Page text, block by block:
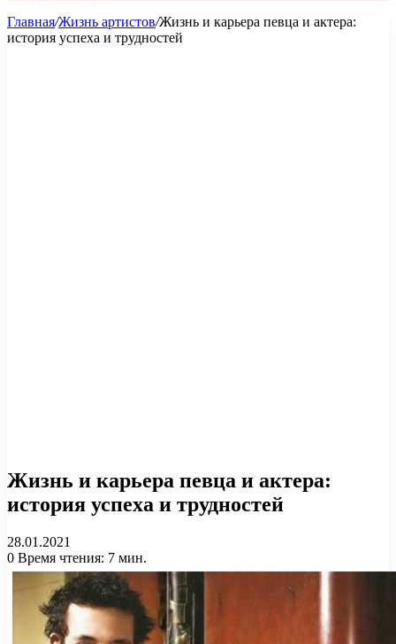
Главная/Жизнь артистов/Жизнь и карьера певца и актера:
история успеха и трудностей
Жизнь и карьера певца и актера:
история успеха и трудностей
28.01.2021
0 Время чтения: 7 мин.